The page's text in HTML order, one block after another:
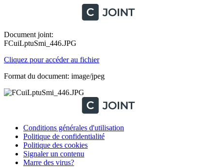
Document joint:
FCuiLptuSmi_446.JPG
Cliquez pour accéder au fichier
Format du document: image/jpeg
Conditions générales d'utilisation
Politique de confidentialité
Politique des cookies
Signaler un contenu
Marre des virus?